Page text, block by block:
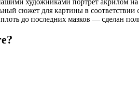
сюжет для картины в
до последних мазков — сделан